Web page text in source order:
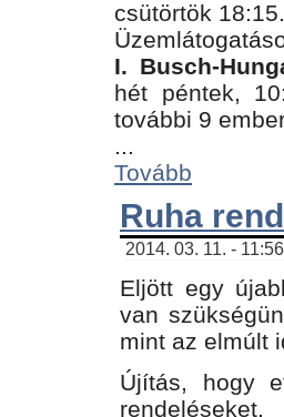
csütörtök 18:15.
I. Busch-
hét péntek,
további 9
...
Tovább
Ruha
2014. 03. 11. -
Eljött egy
van
mint az elmúlt
Újítás, hogy